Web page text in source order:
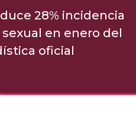
28% incidencia
en enero del
oficial